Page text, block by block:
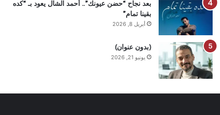
بعد نجاح “حضن عيونك”.. أحمد الشال يعود بـ “كده
بقينا تمام”
أبريل 8, 2026
(بدون عنوان)
يونيو 21, 2026